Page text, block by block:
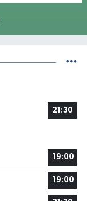
21:30
19:00
19:00